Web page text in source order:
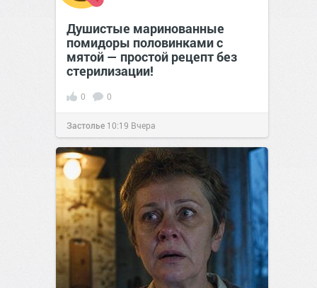
Душистые маринованные
помидоры половинками с
мятой — простой рецепт без
стерилизации!
0 0
Застолье 10:19 Вчера